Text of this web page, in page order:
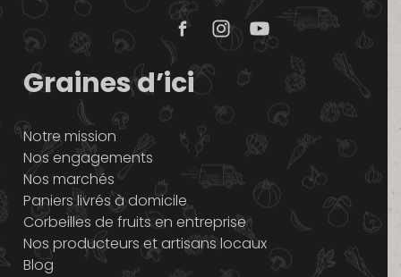
Graines d’ici
Notre mission
Nos engagements
Nos marchés
Paniers livrés à domicile
Corbeilles de fruits en entreprise
Nos producteurs et artisans locaux
Blog